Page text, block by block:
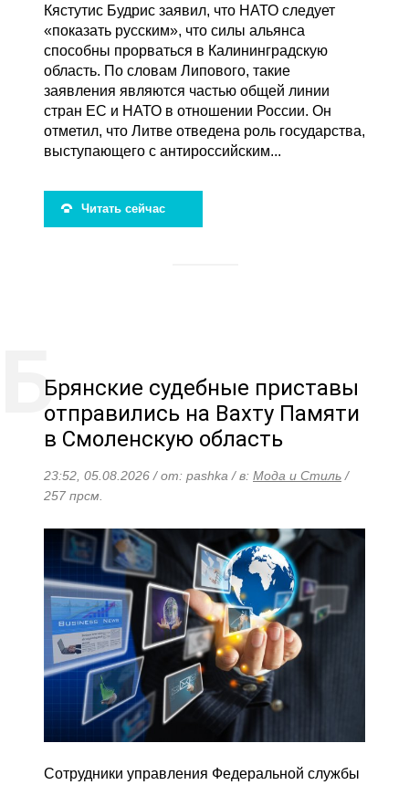
Кястутис Будрис заявил, что НАТО следует
«показать русским», что силы альянса
способны прорваться в Калининградскую
область. По словам Липового, такие
заявления являются частью общей линии
стран ЕС и НАТО в отношении России. Он
отметил, что Литве отведена роль государства,
выступающего с антироссийским...
Читать сейчас
Брянские судебные приставы
отправились на Вахту Памяти
в Смоленскую область
23:52, 05.08.2026 / от: pashka / в: Мода и Стиль /
257 прсм.
Сотрудники управления Федеральной службы